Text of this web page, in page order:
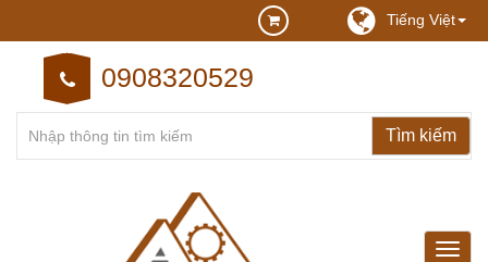
Tiếng Việt
0908320529
may